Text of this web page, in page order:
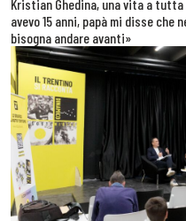
Kristian Ghedina, una vita a tutta
avevo 15 anni, papà mi disse che
bisogna andare avanti»